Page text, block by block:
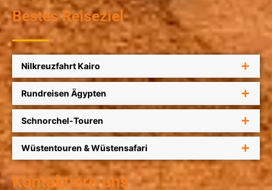
Bestes Reiseziel
Nilkreuzfahrt Kairo
Rundreisen Ägypten
Schnorchel-Touren
Wüstentouren & Wüstensafari
Kontaktiere uns